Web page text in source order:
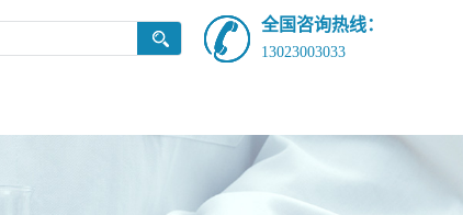
全国咨询热线：
13023003033